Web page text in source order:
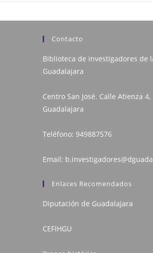
Contacto
Biblioteca de investigadores de
Guadalajara
Centro San José. Calle Atienza 4,
Guadalajara
Teléfono: 949887576
Email:
Enlaces Recomendados
Diputación de Guadalajara
CEFIHGU